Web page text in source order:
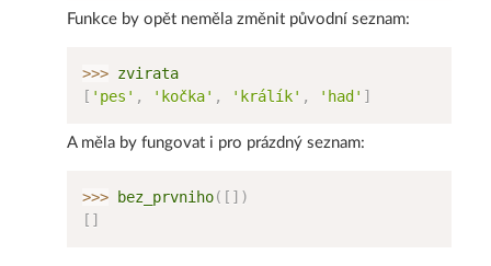
Funkce by opět neměla změnit původní seznam:
>>>
[ 'pes' , 'kočka' , 'králík' , 'had' ]
A měla by fungovat i pro prázdný seznam:
>>> bez_prvniho( [ ] )
[ ]